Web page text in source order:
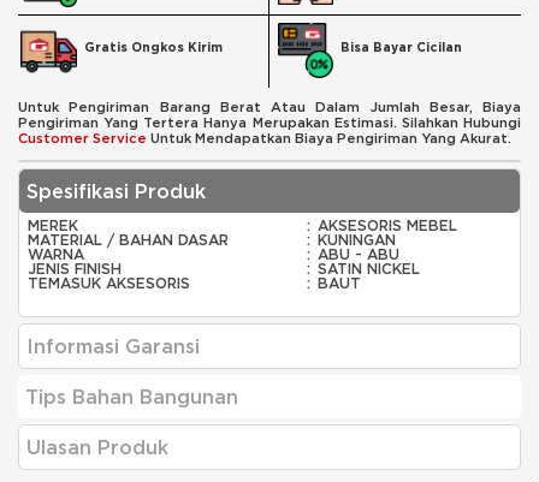
Gratis Ongkos Kirim Bisa Bayar Cicilan
Untuk Pengiriman Barang Berat Atau Dalam Jumlah Besar, Biaya
Pengiriman Yang Tertera Hanya Merupakan Estimasi. Silahkan Hubungi
Customer Service Untuk Mendapatkan Biaya Pengiriman Yang Akurat.
Spesifikasi Produk
MEREK : AKSESORIS MEBEL
MATERIAL / BAHAN DASAR
: KUNINGAN
WARNA
: ABU - ABU
JENIS FINISH
: SATIN NICKEL
TEMASUK AKSESORIS
: BAUT
Informasi Garansi
Tips Bahan Bangunan
Ulasan Produk